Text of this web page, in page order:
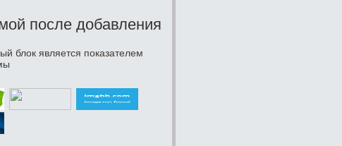
после добавления
блок является показателем